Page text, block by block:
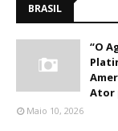
BRASIL
“O
Ator
Maio 10, 2026